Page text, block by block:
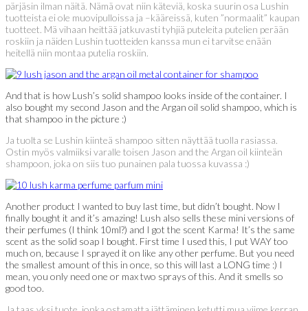
pärjäsin ilman näitä. Nämä ovat niin käteviä, koska suurin osa Lushin
tuotteista ei ole muovipulloissa ja –kääreissä, kuten ”normaalit” kaupan
tuotteet. Mä vihaan heittää jatkuvasti tyhjiä puteleita putelien perään
roskiin ja näiden Lushin tuotteiden kanssa mun ei tarvitse enään
heitellä niin montaa putelia roskiin.
And that is how Lush’s solid shampoo looks inside of the container. I
also bought my second Jason and the Argan oil solid shampoo, which is
that shampoo in the picture :)
Ja tuolta se Lushin kiinteä shampoo sitten näyttää tuolla rasiassa.
Ostin myös valmiiksi varalle toisen Jason and the Argan oil kiinteän
shampoon, joka on siis tuo punainen pala tuossa kuvassa :)
Another product I wanted to buy last time, but didn’t bought. Now I
finally bought it and it’s amazing! Lush also sells these mini versions of
their perfumes (I think 10ml?) and I got the scent Karma! It’s the same
scent as the solid soap I bought. First time I used this, I put WAY too
much on, because I sprayed it on like any other perfume. But you need
the smallest amount of this in once, so this will last a LONG time :) I
mean, you only need one or max two sprays of this. And it smells so
good too.